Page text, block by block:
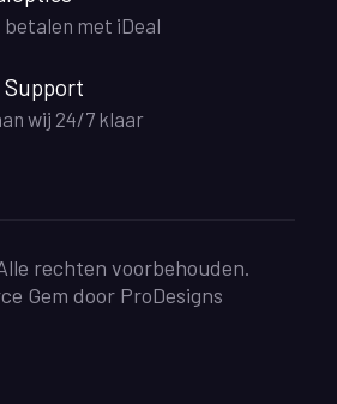
betalen met iDeal
Support
wij 24/7 klaar
rechten voorbehouden.
Gem door ProDesigns